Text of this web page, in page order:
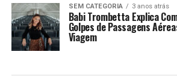
SEM CATEGORIA 3 anos atrás
Babi Trombetta Explica
Golpes de Passagens
Viagem